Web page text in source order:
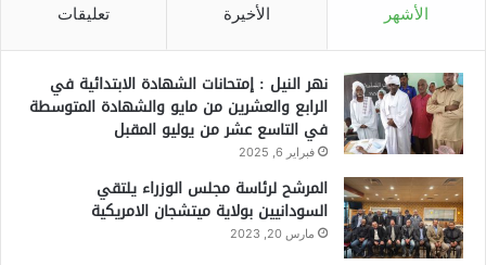
الأشهر الأخيرة تعليقات
نهر النيل : إمتحانات الشهادة الابتدائية في
الرابع والعشرين من مايو والشهادة المتوسطة
في التاسع عشر من يوليو المقبل
فبراير 6, 2025
المرشح لرئاسة مجلس الوزراء يلتقي
السودانيين بولاية ميتشجان الامريكية
مارس 20, 2023